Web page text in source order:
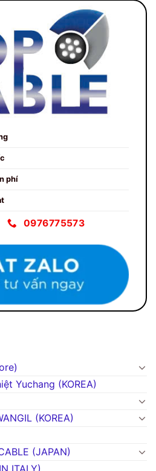
phí
0976775573
Yuchang (KOREA)
(KOREA)
(JAPAN)
ITALY)